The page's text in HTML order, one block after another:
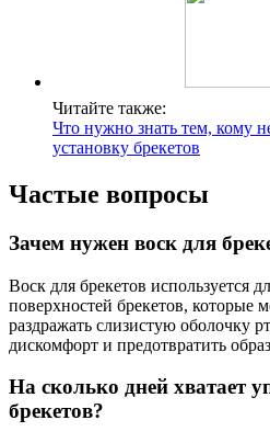
Читайте также:
Что нужно знать тем, кому
установку брекетов
Частые вопросы
Зачем нужен воск для
Воск для брекетов используется
поверхностей брекетов, которые
раздражать слизистую оболочку
дискомфорт и предотвратить
На сколько дней хватает
брекетов?